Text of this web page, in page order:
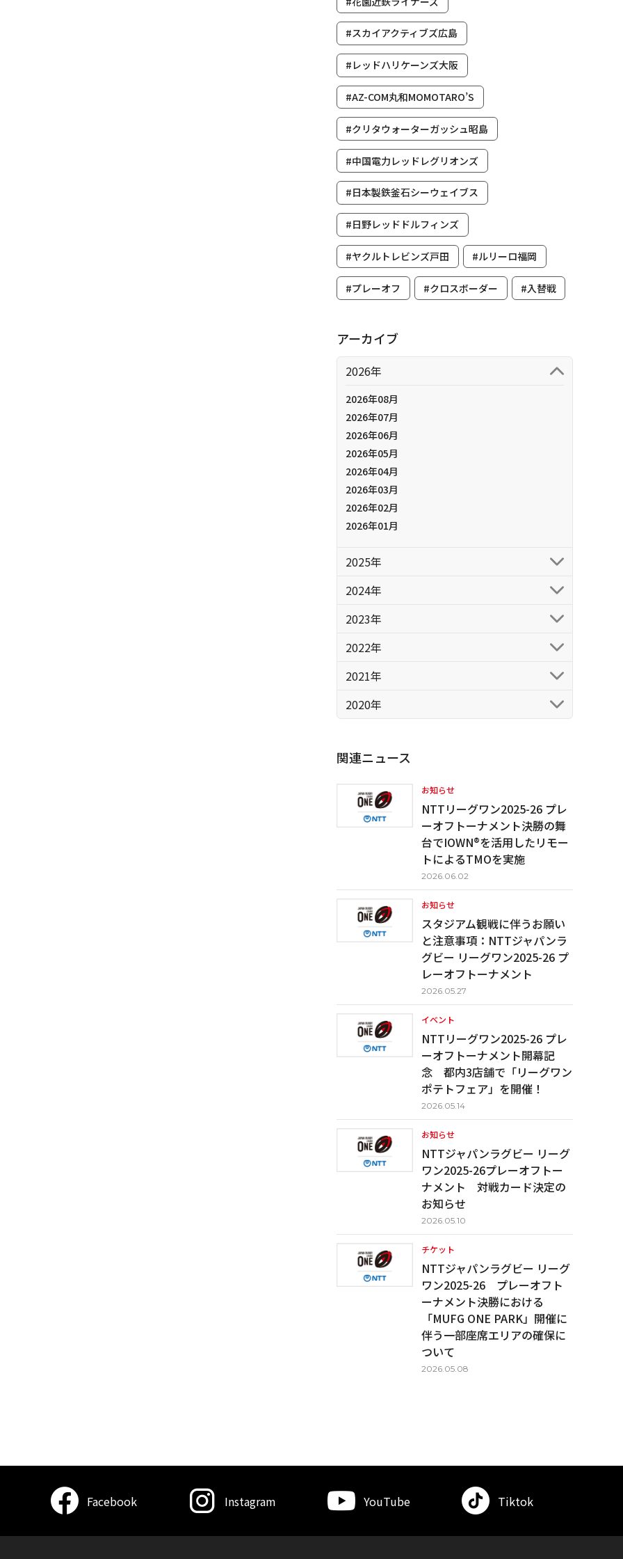
#スカイアクティブズ広島
#レッドハリケーンズ大阪
#AZ-COM丸和MOMOTARO’S
#クリタウォーターガッシュ昭島
#中国電力レッドレグリオンズ
#日本製鉄釜石シーウェイブス
#日野レッドドルフィンズ
#ヤクルトレビンズ戸田 #ルリーロ福岡
#プレーオフ #クロスボーダー #入替戦
アーカイブ
2026年
2026年08月
2026年07月
2026年06月
2026年05月
2026年04月
2026年03月
2026年02月
2026年01月
2025年
2024年
2023年
2022年
2021年
2020年
関連ニュース
お知らせ
NTTリーグワン2025-26 プレ
ーオフトーナメント決勝の舞
台でIOWN®を活用したリモー
トによるTMOを実施
2026.06.02
お知らせ
スタジアム観戦に伴うお願い
と注意事項：NTTジャパンラ
グビー リーグワン2025-26 プ
レーオフトーナメント
2026.05.27
イベント
NTTリーグワン2025-26 プレ
ーオフトーナメント開幕記
念 都内3店舗で「リーグワン
ポテトフェア」を開催！
2026.05.14
お知らせ
NTTジャパンラグビー リーグ
ワン2025-26プレーオフトー
ナメント 対戦カード決定の
お知らせ
2026.05.10
チケット
NTTジャパンラグビー リーグ
ワン2025-26 プレーオフト
ーナメント決勝における
「MUFG ONE PARK」開催に
伴う一部座席エリアの確保に
ついて
2026.05.08
Facebook Instagram YouTube Tiktok